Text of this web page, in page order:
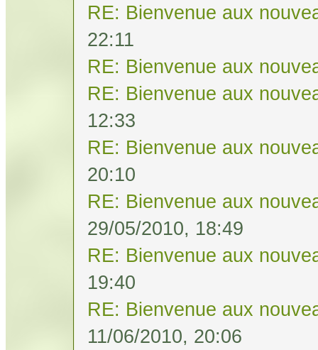
RE: Bienvenue aux
22:11
RE: Bienvenue aux
RE: Bienvenue aux
12:33
RE: Bienvenue aux
20:10
RE: Bienvenue aux
29/05/2010, 18:49
RE: Bienvenue aux
19:40
RE: Bienvenue aux
11/06/2010, 20:06